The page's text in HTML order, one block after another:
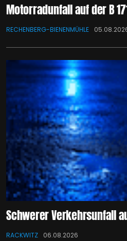
Motorradunfall auf der B
RECHENBERG-BIENENMÜHLE
Schwerer Verkehrsunfall
RACKWITZ 06.08.2026